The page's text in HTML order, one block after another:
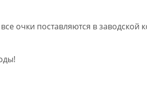
очки поставляются в заводской